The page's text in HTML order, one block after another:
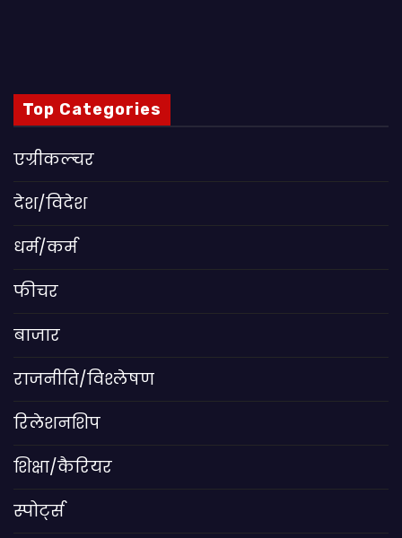
Top Categories
एग्रीकल्चर
देश/विदेश
धर्म/कर्म
फीचर
बाजार
राजनीति/विश्लेषण
रिलेशनशिप
शिक्षा/कैरियर
स्पोर्ट्स